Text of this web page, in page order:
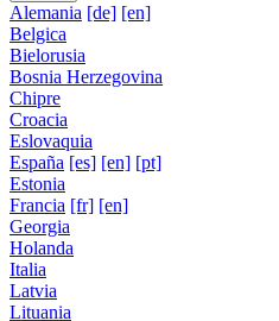
Alemania [de] [en]
Belgica
Bielorusia
Bosnia Herzegovina
Chipre
Croacia
Eslovaquia
España [es] [en] [pt]
Estonia
Francia [fr] [en]
Georgia
Holanda
Italia
Latvia
Lituania